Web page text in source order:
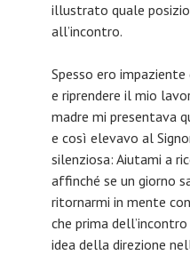
illustrato quale
all’incontro.
Spesso ero
e riprendere il mio
madre mi presentava
e così elevavo al
silenziosa: Aiutami a
affinché se un giorno
ritornarmi in mente
che prima
idea della direzione